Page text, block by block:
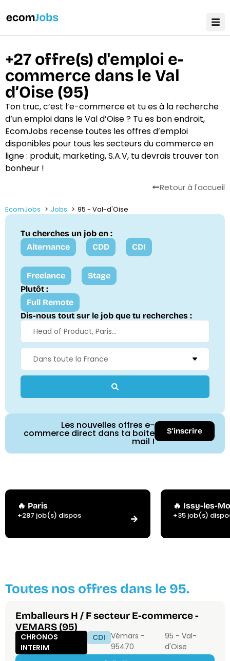
+27 offre(s) d'emploi e-
commerce dans le Val
d’Oise (95)
Ton truc, c’est l’e-commerce et tu es à la recherche
d’un emploi dans le Val d’Oise ? Tu es bon endroit,
EcomJobs recense toutes les offres d’emploi
disponibles pour tous les secteurs du commerce en
ligne : produit, marketing, S.A.V, tu devrais trouver ton
bonheur !
Retour à l'accueil
EcomJobs Jobs 95 - Val-d'Oise
Tu cherches un job en :
Alternance
CDD CDI
Freelance
Stage
Plutôt :
Full Remote
Dis-nous tout sur le job que tu recherches :
Les nouvelles offres e-
commerce direct dans ta boite
mail !
S'inscrire
🔥 Paris
+287 job(s) dispos
🔥 Issy-les-
+35 job(s)
Toutes nos offres dans le 95.
Emballeurs H / F secteur E-commerce -
VEMARS (95)
CHRONOS
INTERIM
CDI Vémars -
95470
95 - Val-
d'Oise